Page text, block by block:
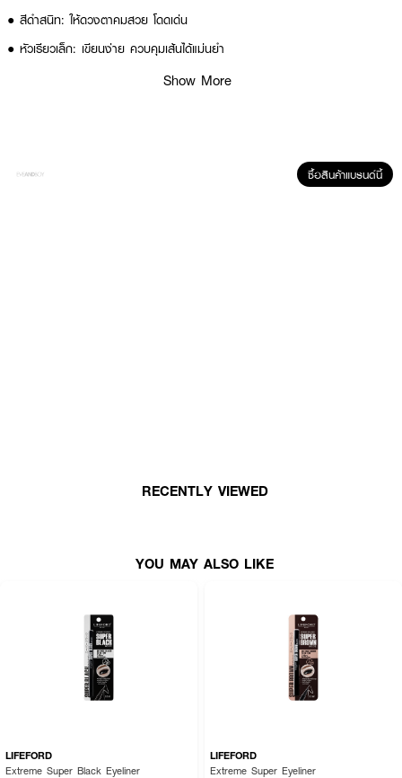
● สีดำสนิท: ให้ดวงตาคมสวย โดดเด่น
● หัวเรียวเล็ก: เขียนง่าย ควบคุมเส้นได้แม่นยำ
● ติดทนนาน: ไม่เลอะ ไม่เยิ้ม สวยตลอดวัน
Show More
ซื้อสินค้าแบรนด์นี้
RECENTLY VIEWED
YOU MAY ALSO LIKE
LIFEFORD
Extreme Super Black Eyeliner
LIFEFORD
Extreme Super Eyeliner